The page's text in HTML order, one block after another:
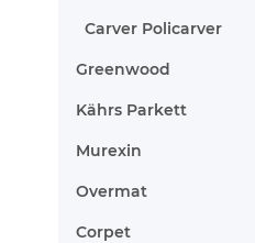
Carver Policarver
Greenwood
Kährs Parkett
Murexin
Overmat
Corpet